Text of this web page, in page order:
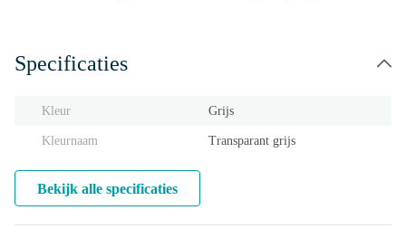
Specificaties
Kleur Grijs
Kleurnaam Transparant grijs
Bekijk alle specificaties